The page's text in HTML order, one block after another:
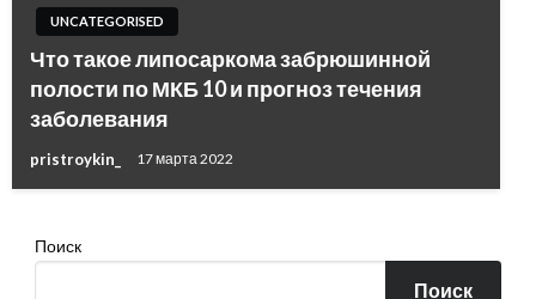
UNCATEGORISED
Что такое липосаркома забрюшинной
полости по МКБ 10 и прогноз течения
заболевания
pristroykin_ 17 марта 2022
Поиск
Поиск